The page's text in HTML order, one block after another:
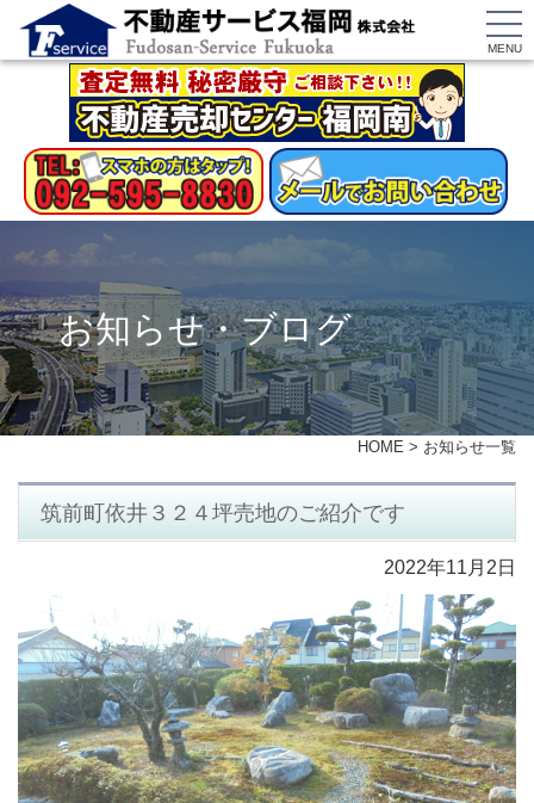
MENU
お知らせ・ブログ
HOME > お知らせ一覧
筑前町依井３２４坪売地のご紹介です
2022年11月2日